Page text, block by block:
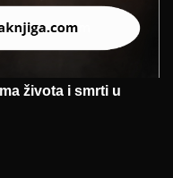
života i smrti u